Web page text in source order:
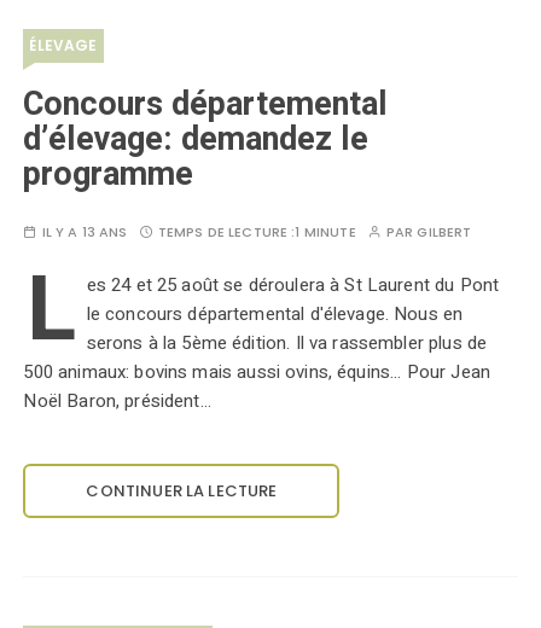
ÉLEVAGE
Concours départemental
d’élevage: demandez le
programme
IL Y A 13 ANS TEMPS DE LECTURE :1 MINUTE PARGILBERT
L es 24 et 25 août se déroulera à St Laurent du Pont
le concours départemental d'élevage. Nous en
serons à la 5ème édition. Il va rassembler plus de
500 animaux: bovins mais aussi ovins, équins... Pour Jean
Noël Baron, président…
CONTINUER LA LECTURE